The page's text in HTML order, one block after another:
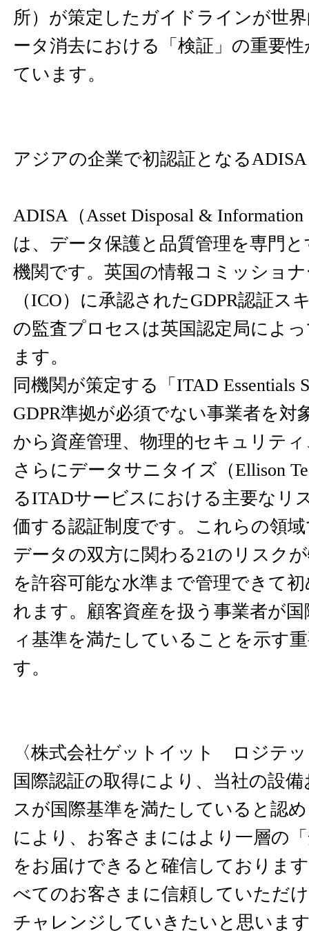
所）が策定したガイドラインが世
ータ消去における「検証」の重要
ています。
アジアの企業で初認証となるADISA
ADISA（Asset Disposal &
は、データ保護と品質管理を専門
機関です。英国の情報コミッショ
（ICO）に承認されたGDPR認証ス
の監査プロセスは英国認定局によ
ます。
同機関が策定する「ITAD Essentials
GDPR準拠が必須でない事業者を対
から資産管理、物理的セキュリテ
さらにデータサニタイズ（Ellison
るITADサービスにおける主要なリ
価する認証制度です。これらの領
データの双方に関わる21のリスク
を許容可能な水準まで管理できて
れます。顧客資産を扱う事業者が
ィ基準を満たしていることを示す
す。
〈株式会社ゲットイット ロジテ
国際認証の取得により、当社の設
スが国際基準を満たしていると認
により、お客さまにはより一層の
をお届けできると確信しておりま
べてのお客さまに信頼していただ
チャレンジしていきたいと思いま